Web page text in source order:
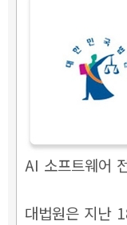
AI 소프트웨어
대법원은 지난